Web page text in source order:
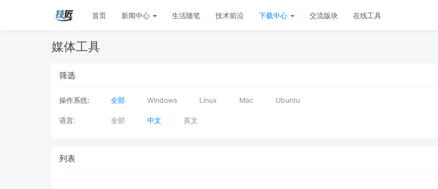
首页 新闻中心 生活随笔 技术前沿 下载中心 交流版块 在线工具
媒体工具
筛选
操作系统: 全部 Windows Linux Mac Ubuntu
语言: 全部 中文 英文
列表